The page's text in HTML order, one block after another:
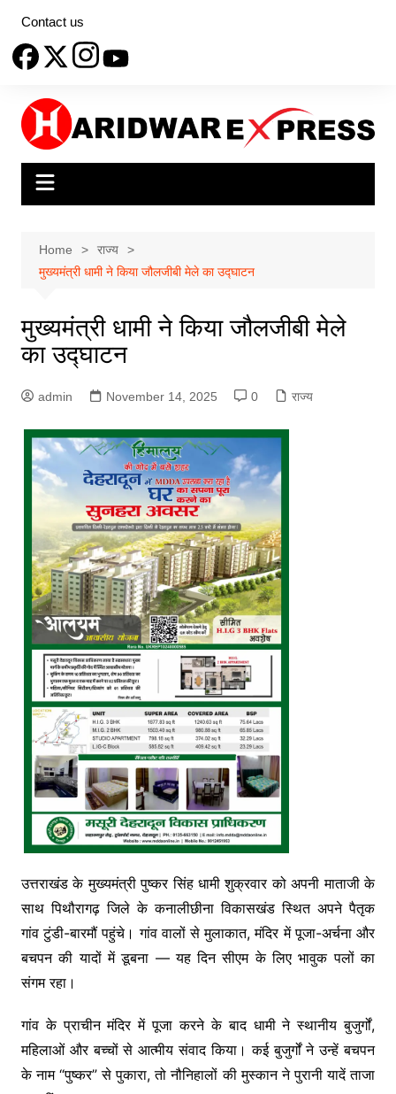
content
Contact us
Home
राज्य
मुख्यमंत्री धामी ने किया जौलजीबी मेले का उद्घाटन
मुख्यमंत्री धामी ने किया जौलजीबी मेले
का उद्घाटन
admin November 14, 2025 0 राज्य
उत्तराखंड के मुख्यमंत्री पुष्कर सिंह धामी शुक्रवार को अपनी माताजी के
साथ पिथौरागढ़ जिले के कनालीछीना विकासखंड स्थित अपने पैतृक
गांव टुंडी-बारमौं पहुंचे। गांव वालों से मुलाकात, मंदिर में पूजा-अर्चना और
बचपन की यादों में डूबना — यह दिन सीएम के लिए भावुक पलों का
संगम रहा।
गांव के प्राचीन मंदिर में पूजा करने के बाद धामी ने स्थानीय बुजुर्गों,
महिलाओं और बच्चों से आत्मीय संवाद किया। कई बुजुर्गों ने उन्हें बचपन
के नाम “पुष्कर” से पुकारा, तो नौनिहालों की मुस्कान ने पुरानी यादें ताजा